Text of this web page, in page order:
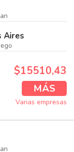
Aires
$15510,43
MÁS
Varias empresas